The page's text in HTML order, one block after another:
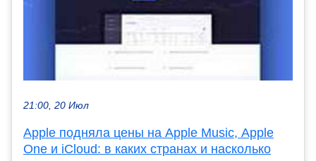
21:00, 20 Июл
Apple подняла цены на Apple Music, Apple
One и iCloud: в каких странах и насколько